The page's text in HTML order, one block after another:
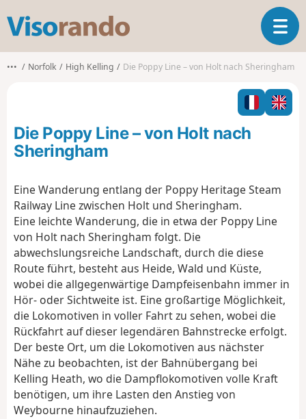
s
o
o
T
o
l
e
n
a
••• Norfolk High Kelling Die Poppy Line – von Holt nach Sheringham
Die Poppy Line – von Holt nach
Sheringham
Eine Wanderung entlang der Poppy Heritage Steam
Railway Line zwischen Holt und Sheringham.
Eine leichte Wanderung, die in etwa der Poppy Line
von Holt nach Sheringham folgt. Die
abwechslungsreiche Landschaft, durch die diese
Route führt, besteht aus Heide, Wald und Küste,
wobei die allgegenwärtige Dampfeisenbahn immer in
Hör- oder Sichtweite ist. Eine großartige Möglichkeit,
die Lokomotiven in voller Fahrt zu sehen, wobei die
Rückfahrt auf dieser legendären Bahnstrecke erfolgt.
Der beste Ort, um die Lokomotiven aus nächster
Nähe zu beobachten, ist der Bahnübergang bei
Kelling Heath, wo die Dampflokomotiven volle Kraft
benötigen, um ihre Lasten den Anstieg von
Weybourne hinaufzuziehen.